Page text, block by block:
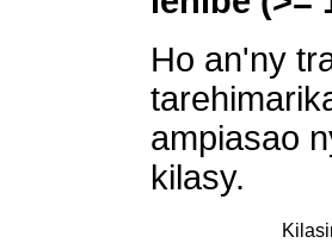
Ho an'ny
ampiasao
kilasy.